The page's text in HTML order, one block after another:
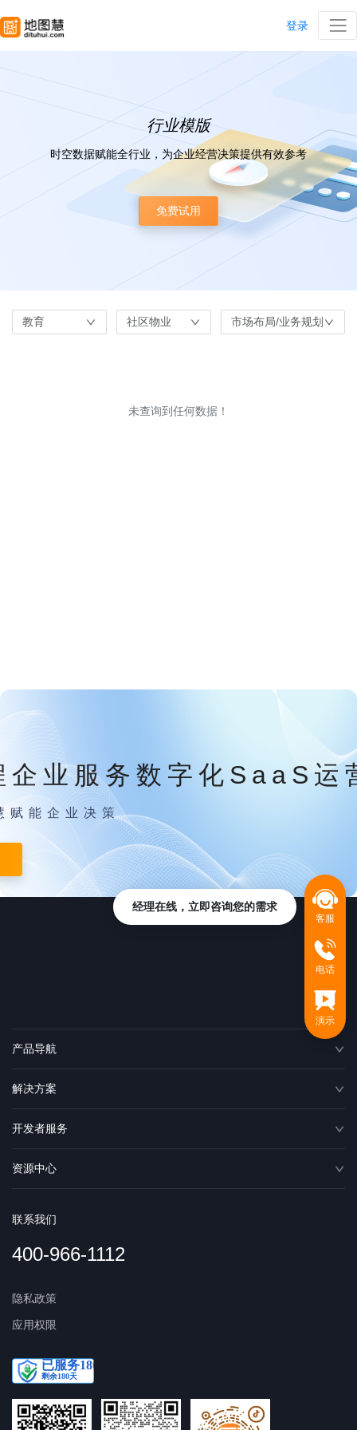
登录
行业模版
时空数据赋能全行业，为企业经营决策提供有效参考
免费试用
教育 社区物业 市场布局/业务规划
未查询到任何数据！
企业服务数字化SaaS运
赋能企业决策
产品导航
解决方案
开发者服务
资源中心
联系我们
400-966-1112
隐私政策
应用权限
客服
电话
演示
经理在线，立即咨询您的需求